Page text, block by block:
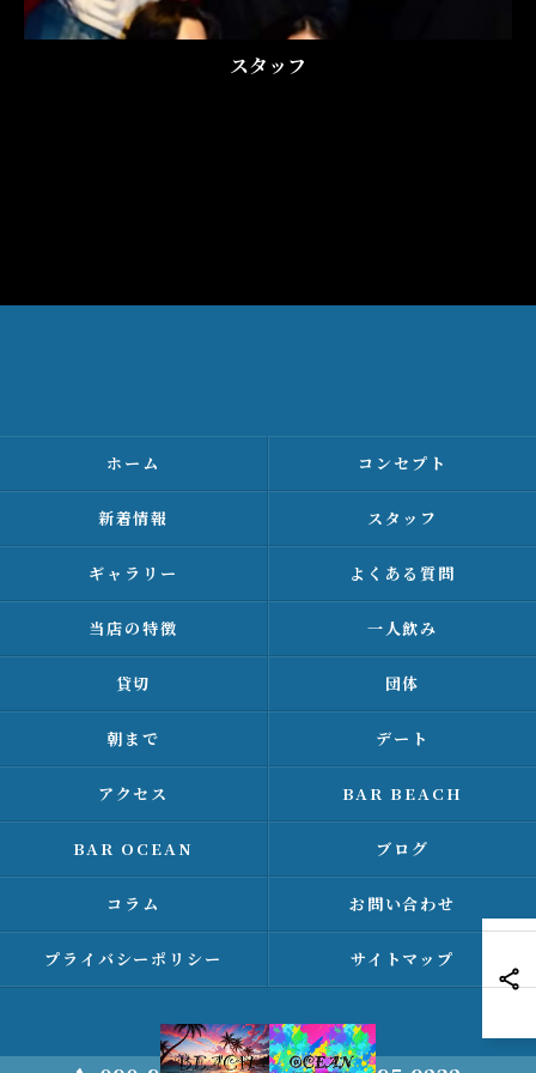
スタッフ
ホーム コンセプト
新着情報 スタッフ
ギャラリー よくある質問
当店の特徴 一人飲み
貸切 団体
朝まで デート
アクセス BAR BEACH
BAR OCEAN ブログ
コラム お問い合わせ
プライバシーポリシー サイトマップ
お問い合わせはこちら